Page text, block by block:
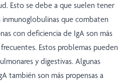
Esto se debe a que suelen tener
que combaten
con deficiencia de IgA son más
Estos problemas pueden
y digestivas. Algunas
también son más propensas a